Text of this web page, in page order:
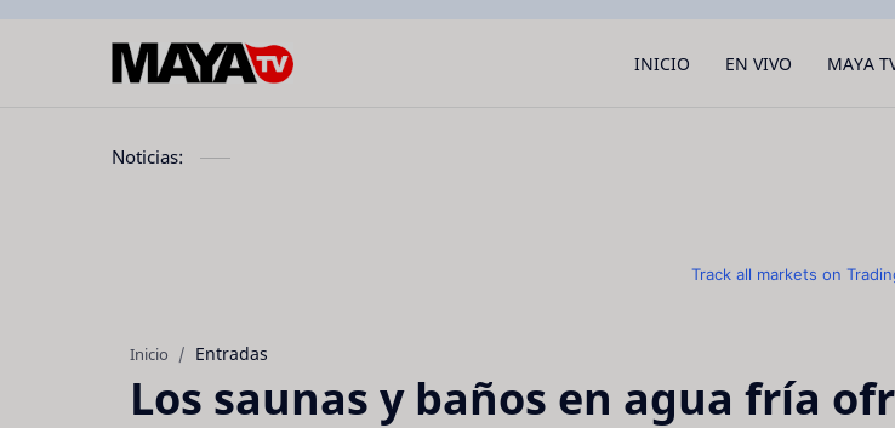
INICIO EN VIVO MAYA
Noticias:
Track all markets on
Inicio Entradas
Los saunas y baños en agua fría